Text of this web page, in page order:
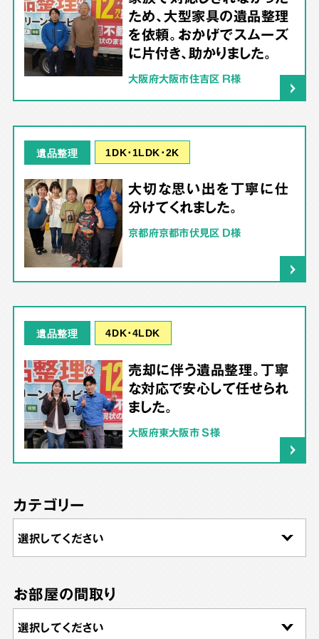
ため、大型家具の遺品整理
を依頼。おかげでスムーズ
に片付き、助かりました。
大阪府大阪市住吉区 R様
遺品整理 1DK･1LDK･2K
大切な思い出を丁寧に仕
分けてくれました。
京都府京都市伏見区 D様
遺品整理 4DK･4LDK
売却に伴う遺品整理。丁寧
な対応で安心して任せられ
ました。
大阪府東大阪市 S様
カテゴリー
お部屋の間取り